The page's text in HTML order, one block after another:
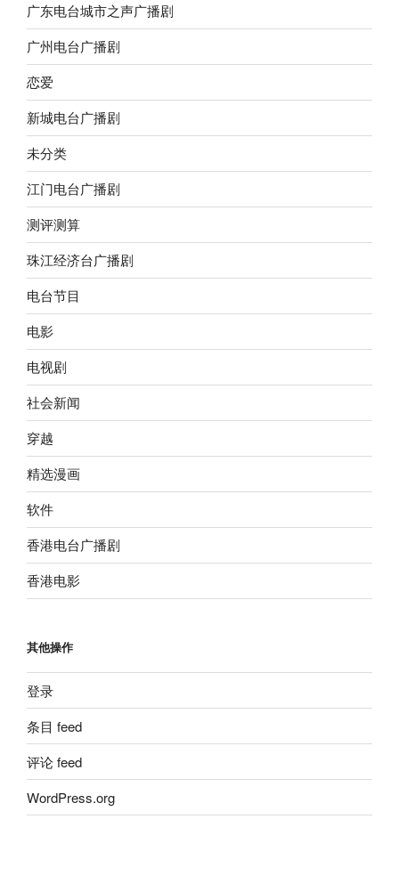
广东电台城市之声广播剧
广州电台广播剧
恋爱
新城电台广播剧
未分类
江门电台广播剧
测评测算
珠江经济台广播剧
电台节目
电影
电视剧
社会新闻
穿越
精选漫画
软件
香港电台广播剧
香港电影
其他操作
登录
条目 feed
评论 feed
WordPress.org